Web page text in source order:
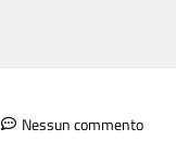
Nessun commento